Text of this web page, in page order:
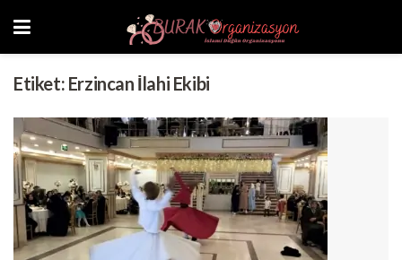
Etiket: Erzincan İlahi Ekibi